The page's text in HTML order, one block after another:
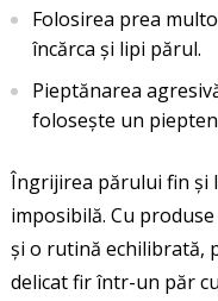
Folosirea prea
încărca și lipi părul.
Pieptănarea
folosește un
Îngrijirea părului fin și
imposibilă. Cu
și o rutină echilibrată,
delicat fir într-un păr